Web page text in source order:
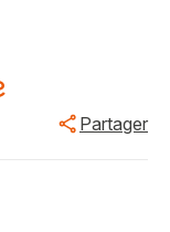
Partager